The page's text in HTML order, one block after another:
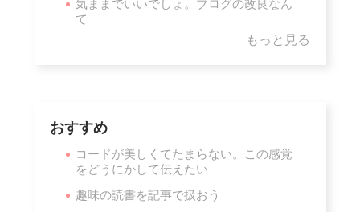
気ままでいいでしょ。ブログの改良なん
て
もっと見る
おすすめ
コードが美しくてたまらない。この感覚
をどうにかして伝えたい
趣味の読書を記事で扱おう